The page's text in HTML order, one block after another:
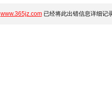
www.365jz.com已经将此出错信息详细记